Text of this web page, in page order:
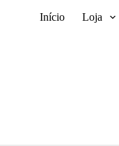
Início Loja